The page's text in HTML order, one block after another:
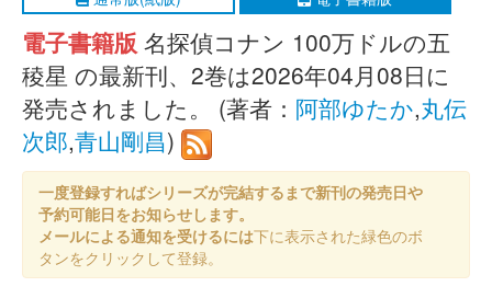
電子書籍版 名探偵コナン 100万ドルの五
稜星 の最新刊、2巻は2026年04月08日に
発売されました。 (著者： 阿部ゆたか,丸伝
次郎,青山剛昌)
一度登録すればシリーズが完結するまで新刊の発売日や
予約可能日をお知らせします。
メールによる通知を受けるには下に表示された緑色のボ
タンをクリックして登録。